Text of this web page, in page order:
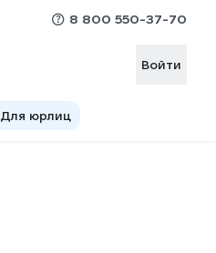
8 800 550-37-70
Войти
Для юрлиц